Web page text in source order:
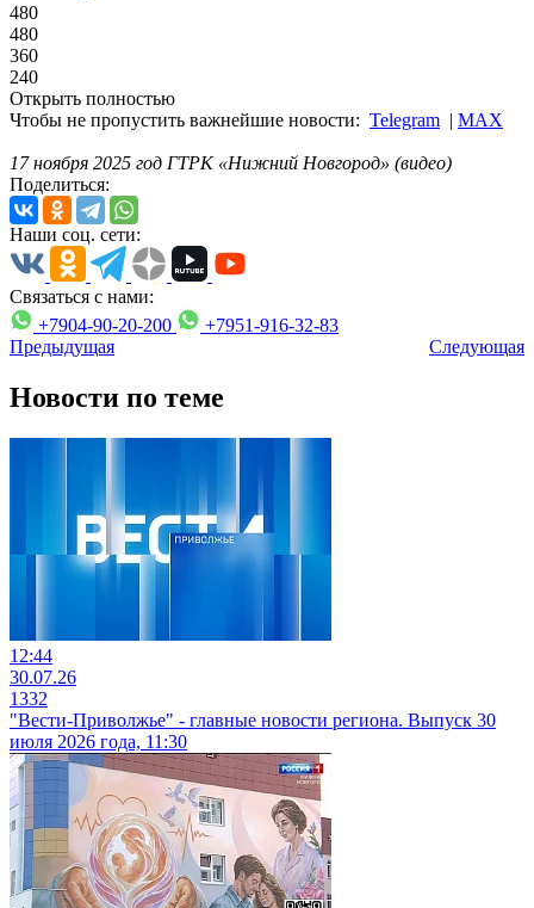
480
480
360
240
Открыть полностью
Чтобы не пропустить важнейшие новости: Telegram | MAX
17 ноября 2025 год ГТРК «Нижний Новгород» (видео)
Поделиться:
Наши соц. сети:
Связаться с нами:
+7904-90-20-200
+7951-916-32-83
Предыдущая
Следующая
Новости по теме
12:44
30.07.26
1332
"Вести-Приволжье" - главные новости региона. Выпуск 30
июля 2026 года, 11:30